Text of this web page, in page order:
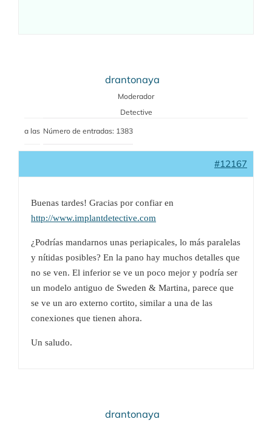
drantonaya
Moderador
Detective
a las Número de entradas: 1383
#12167
Buenas tardes! Gracias por confiar en
http://www.implantdetective.com
¿Podrías mandarnos unas periapicales, lo más paralelas
y nítidas posibles? En la pano hay muchos detalles que
no se ven. El inferior se ve un poco mejor y podría ser
un modelo antiguo de Sweden & Martina, parece que
se ve un aro externo cortito, similar a una de las
conexiones que tienen ahora.
Un saludo.
drantonaya